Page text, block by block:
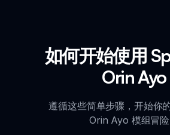
如何开始使用
Orin Ayo
遵循这些简单步骤，开始你
Orin Ayo 模组冒险